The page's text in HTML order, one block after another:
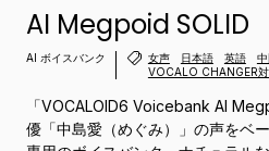
AI Megpoid SOLID
AI ボイスバンク 女声 日本語 英語
VOCALO CHANGER
「VOCALOID6 Voicebank AI
優「中島愛（めぐみ）」の声をベ